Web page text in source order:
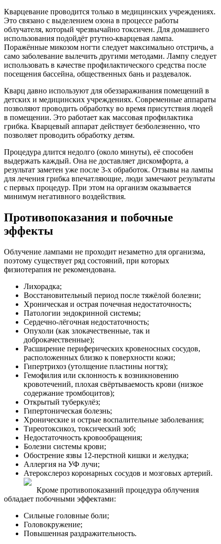
Кварцевание проводится только в медицинских учреждениях.
Это связано с выделением озона в процессе работы
облучателя, который чрезвычайно токсичен. Для домашнего
использования подойдёт ртутно-кварцевая лампа.
Поражённые микозом ногти следует максимально отстричь, а
само заболевание вылечить другими методами. Лампу следует
использовать в качестве профилактического средства после
посещения бассейна, общественных бань и раздевалок.
Кварц давно используют для обеззараживания помещений в
детских и медицинских учреждениях. Современные аппараты
позволяют проводить обработку во время присутствия людей
в помещении. Это работает как массовая профилактика
грибка. Кварцевый аппарат действует безболезненно, что
позволяет проводить обработку детям.
Процедура длится недолго (около минуты), её способен
выдержать каждый. Она не доставляет дискомфорта, а
результат заметен уже после 3-х обработок. Отзывы на лампы
для лечения грибка впечатляющие, люди замечают результаты
с первых процедур. При этом на организм оказывается
минимум негативного воздействия.
Противопоказания и побочные
эффекты
Облучение лампами не проходит незаметно для организма,
поэтому существует ряд состояний, при которых
физиотерапия не рекомендована.
Лихорадка;
Восстановительный период после тяжёлой болезни;
Хроническая и острая почечная недостаточность;
Патологии эндокринной системы;
Сердечно-лёгочная недостаточность;
Опухоли (как злокачественные, так и
доброкачественные);
Расширение периферических кровеносных сосудов,
расположенных близко к поверхности кожи;
Гипертрихоз (утолщение пластины ногтя);
Гемофилия или склонность к возникновению
кровотечений, плохая свёртываемость крови (низкое
содержание тромбоцитов);
Открытый туберкулёз;
Гипертоническая болезнь;
Хронические и острые воспалительные заболевания;
Тиреотоксикоз, токсический зоб;
Недостаточность кровообращения;
Болезни системы крови;
Обострение язвы 12-перстной кишки и желудка;
Аллергия на УФ лучи;
Атерокслероз коронарных сосудов и мозговых артерий.
Кроме противопоказаний процедура облучения
обладает побочными эффектами:
Сильные головные боли;
Головокружение;
Повышенная раздражительность.